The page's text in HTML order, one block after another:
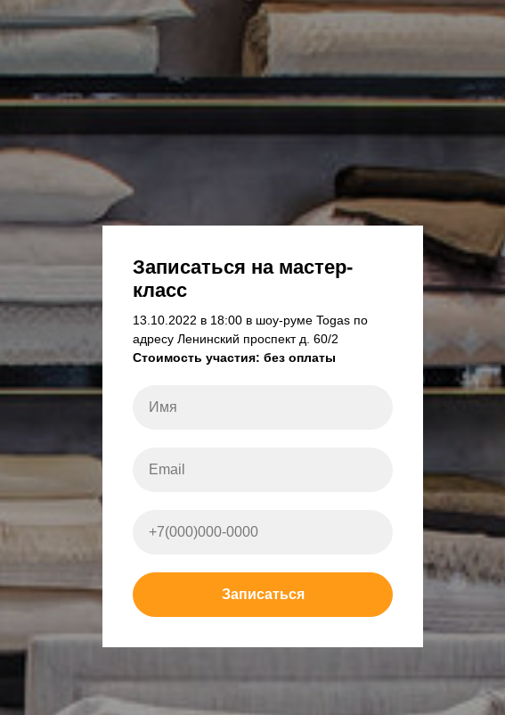
Записаться на мастер-
класс
13.10.2022 в 18:00 в шоу-руме Togas по
адресу Ленинский проспект д. 60/2
Стоимость участия: без оплаты
Записаться